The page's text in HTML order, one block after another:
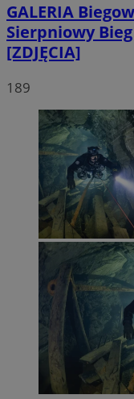
GALERIA
Sierpniowy
[ZDJĘCIA]
189